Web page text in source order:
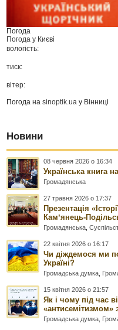
Погода
Погода у Києві
вологість:
тиск:
вітер:
Погода наsinoptik.ua у Вінниці
Новини
08 червня 2026 о 16:34
Українська книга
Громадянська
27 травня 2026 о 17:37
Презентація
Камʼянець-
Громадянська ,
22 квітня 2026 о 16:17
Чи діждемося ми
Україні?
Громадська думка
15 квітня 2026 о 21:57
Як і чому під час
«антисемітизмом»
Громадська думка